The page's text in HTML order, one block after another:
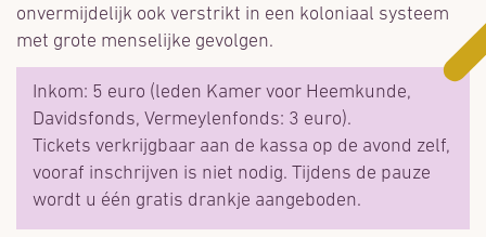
onvermijdelijk ook verstrikt in een koloniaal systeem
met grote menselijke gevolgen.
Inkom: 5 euro (leden Kamer voor Heemkunde,
Davidsfonds, Vermeylenfonds: 3 euro).
Tickets verkrijgbaar aan de kassa op de avond zelf,
vooraf inschrijven is niet nodig. Tijdens de pauze
wordt u één gratis drankje aangeboden.